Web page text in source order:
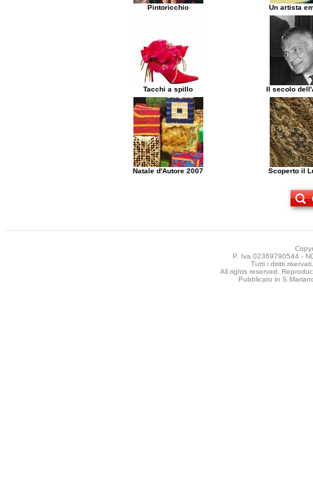
Pintoricchio Un artista
Tacchi a spillo Il secolo
Natale d'Autore 2007 Scoperto il
P. Iva 02369790544 -
Tutti i diritti
All rights reserved.
Pubblicato in